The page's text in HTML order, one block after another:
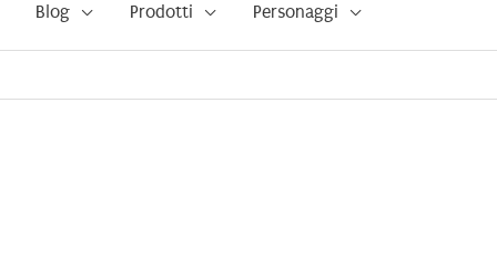
Blog Prodotti Personaggi